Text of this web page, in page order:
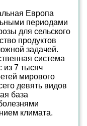
Европа
периодами
для сельского
продуктов
задачей.
система
из 7 тысяч
мирового
девять видов
база
климата.